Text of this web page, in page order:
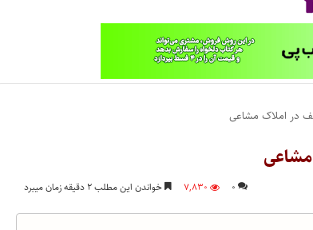
در املاک مشاعی
۰ ۷,۸۳۰ خواندن این مطلب ۲ دقیقه زمان میبرد